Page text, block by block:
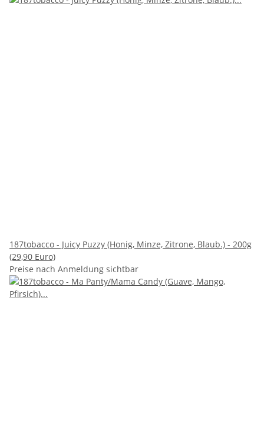
187tobacco - Juicy Puzzy (Honig, Minze, Zitrone, Blaub.) - 200g
(29,90 Euro)
Preise nach Anmeldung sichtbar